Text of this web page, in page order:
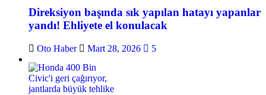
Direksiyon başında sık yapılan hatayı yapanlar
yandı! Ehliyete el konulacak
Oto Haber Mart 28, 2026 5